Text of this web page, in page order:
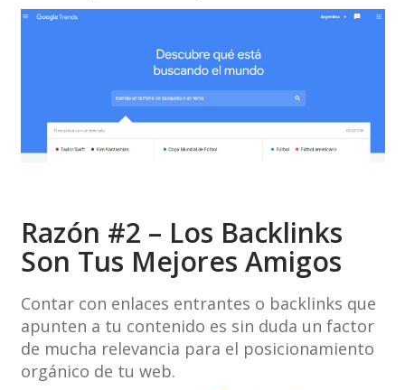
Razón #2 – Los Backlinks
Son Tus Mejores Amigos
Contar con enlaces entrantes o backlinks que
apunten a tu contenido es sin duda un factor
de mucha relevancia para el posicionamiento
orgánico de tu web.